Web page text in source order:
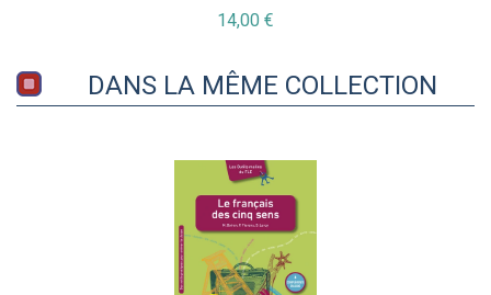
14,00 €
DANS LA MÊME COLLECTION